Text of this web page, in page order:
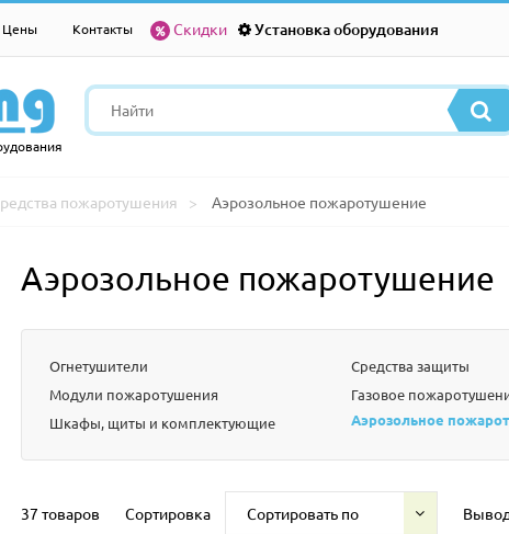
Цены Контакты Скидки Установка оборудования
пожаротушения Аэрозольное пожаротушение
Аэрозольное пожаротушение
Огнетушители
Модули пожаротушения
Шкафы, щиты и комплектующие
Средства защиты
Газовое
Аэрозольное
37 товаров Сортировка Сортировать по